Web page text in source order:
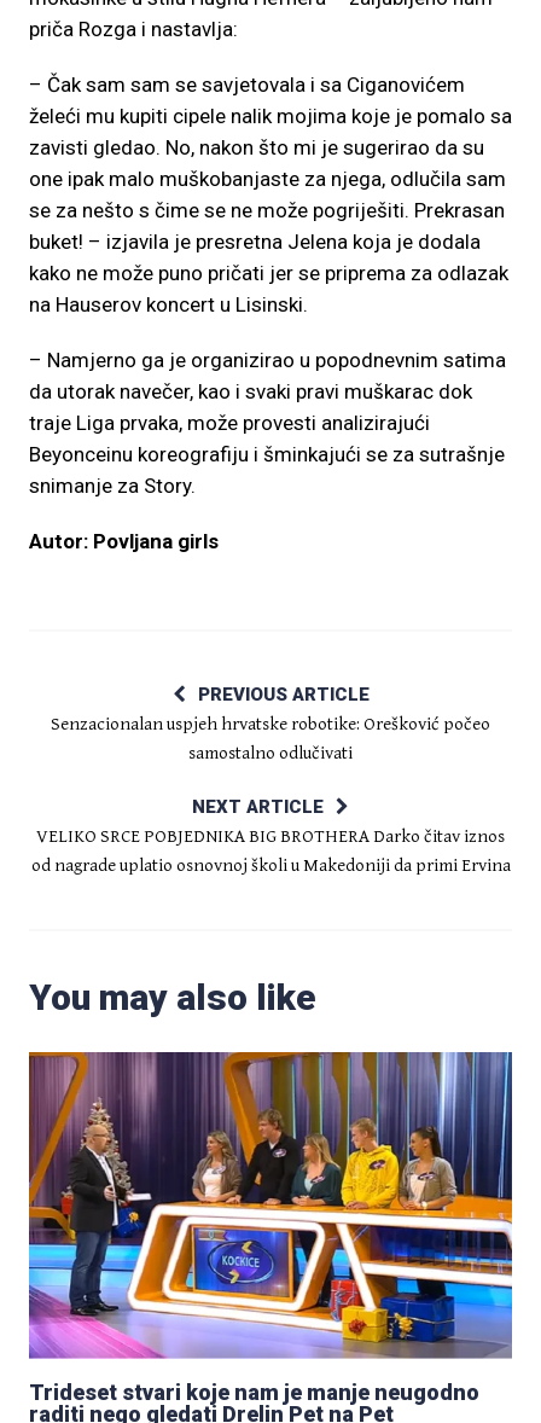
priča Rozga i nastavlja:
– Čak sam sam se savjetovala i sa Ciganovićem
želeći mu kupiti cipele nalik mojima koje je pomalo sa
zavisti gledao. No, nakon što mi je sugerirao da su
one ipak malo muškobanjaste za njega, odlučila sam
se za nešto s čime se ne može pogriješiti. Prekrasan
buket! – izjavila je presretna Jelena koja je dodala
kako ne može puno pričati jer se priprema za odlazak
na Hauserov koncert u Lisinski.
– Namjerno ga je organizirao u popodnevnim satima
da utorak navečer, kao i svaki pravi muškarac dok
traje Liga prvaka, može provesti analizirajući
Beyonceinu koreografiju i šminkajući se za sutrašnje
snimanje za Story.
Autor: Povljana girls
PREVIOUS ARTICLE
Senzacionalan uspjeh hrvatske robotike: Orešković počeo
samostalno odlučivati
NEXT ARTICLE
VELIKO SRCE POBJEDNIKA BIG BROTHERA Darko čitav iznos
od nagrade uplatio osnovnoj školi u Makedoniji da primi Ervina
You may also like
Trideset stvari koje nam je manje neugodno
raditi nego gledati Drelin Pet na Pet